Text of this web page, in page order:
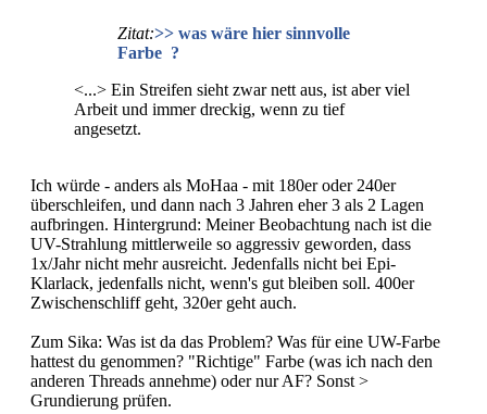
Zitat:>> was wäre hier sinnvolle
Farbe ?
<...> Ein Streifen sieht zwar nett aus, ist aber viel
Arbeit und immer dreckig, wenn zu tief
angesetzt.
Ich würde - anders als MoHaa - mit 180er oder 240er
überschleifen, und dann nach 3 Jahren eher 3 als 2 Lagen
aufbringen. Hintergrund: Meiner Beobachtung nach ist die
UV-Strahlung mittlerweile so aggressiv geworden, dass
1x/Jahr nicht mehr ausreicht. Jedenfalls nicht bei Epi-
Klarlack, jedenfalls nicht, wenn's gut bleiben soll. 400er
Zwischenschliff geht, 320er geht auch.
Zum Sika: Was ist da das Problem? Was für eine UW-Farbe
hattest du genommen? "Richtige" Farbe (was ich nach den
anderen Threads annehme) oder nur AF? Sonst >
Grundierung prüfen.